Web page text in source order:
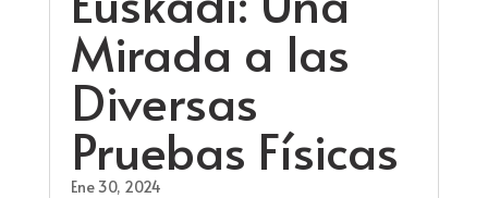
Mirada a las
Diversas
Pruebas Físicas
Ene 30, 2024